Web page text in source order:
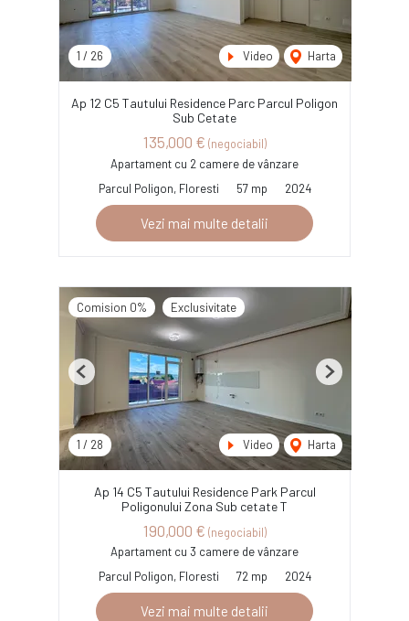
1 / 26 Video Harta
Ap 12 C5 Tautului Residence Parc Parcul Poligon
Sub Cetate
135,000 € (negociabil)
Apartament cu 2 camere de vânzare
Parcul Poligon, Floresti
57 mp 2024
Vezi mai multe detalii
Comision 0% Exclusivitate
1 / 28 Video Harta
Previous Next
Ap 14 C5 Tautului Residence Park Parcul
Poligonului Zona Sub cetate T
190,000 € (negociabil)
Apartament cu 3 camere de vânzare
Parcul Poligon, Floresti
72 mp 2024
Vezi mai multe detalii